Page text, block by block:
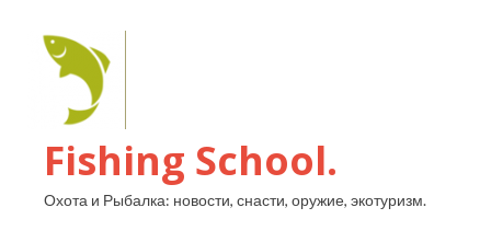
Fishing School.
Охота и Рыбалка: новости, снасти, оружие, экотуризм.